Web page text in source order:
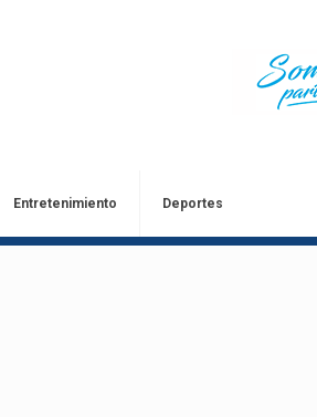
Entretenimiento Deportes